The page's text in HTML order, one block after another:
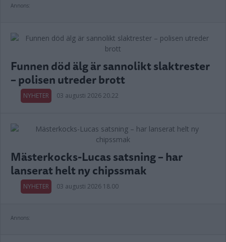
Annons:
Funnen död älg är sannolikt slaktrester
– polisen utreder brott
NYHETER 03 augusti 2026 20.22
Mästerkocks-Lucas satsning – har
lanserat helt ny chipssmak
NYHETER 03 augusti 2026 18.00
Annons: